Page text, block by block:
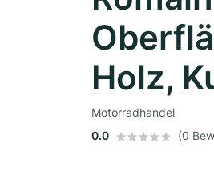
Holz,
Motorradhandel
0.0
(0